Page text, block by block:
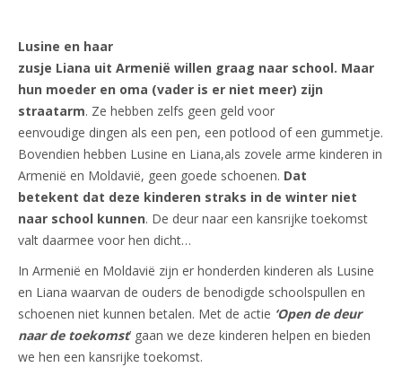
Lusine en haar
zusje Liana uit Armenië willen graag naar school. Maar
hun moeder en oma (vader is er niet meer) zijn
straatarm. Ze hebben zelfs geen geld voor
eenvoudige dingen als een pen, een potlood of een gummetje.
Bovendien hebben Lusine en Liana,als zovele arme kinderen in
Armenië en Moldavië, geen goede schoenen. Dat
betekent dat deze kinderen straks in de winter niet
naar school kunnen. De deur naar een kansrijke toekomst
valt daarmee voor hen dicht…
In Armenië en Moldavië zijn er honderden kinderen als Lusine
en Liana waarvan de ouders de benodigde schoolspullen en
schoenen niet kunnen betalen. Met de actie ‘Open de deur
naar de toekomst’ gaan we deze kinderen helpen en bieden
we hen een kansrijke toekomst.